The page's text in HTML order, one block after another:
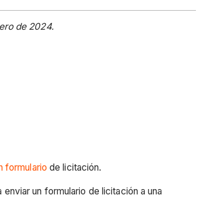
de 2024.
formulario de licitación.
un formulario de licitación a una